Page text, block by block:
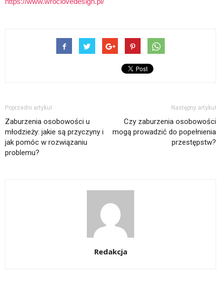
Poprzedni artykuł
Zaburzenia osobowości u
młodzieży: jakie są przyczyny i
jak pomóc w rozwiązaniu
problemu?
Następny artykuł
Czy zaburzenia osobowości
mogą prowadzić do popełnienia
przestępstw?
Redakcja